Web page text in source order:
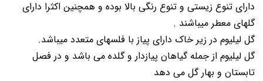
دارای تنوع زیستی و تنوع رنگی بالا بوده و همچنین اکثرا دارای
گلهای معطر میباشند .
گل لیلیوم در زیر خاک دارای پیاز با فلسهای متعدد میباشد.
گل لیلیوم از جمله گیاهان پیازدار و گلده می باشد و در فصل
تابستان و بهار گل می دهد